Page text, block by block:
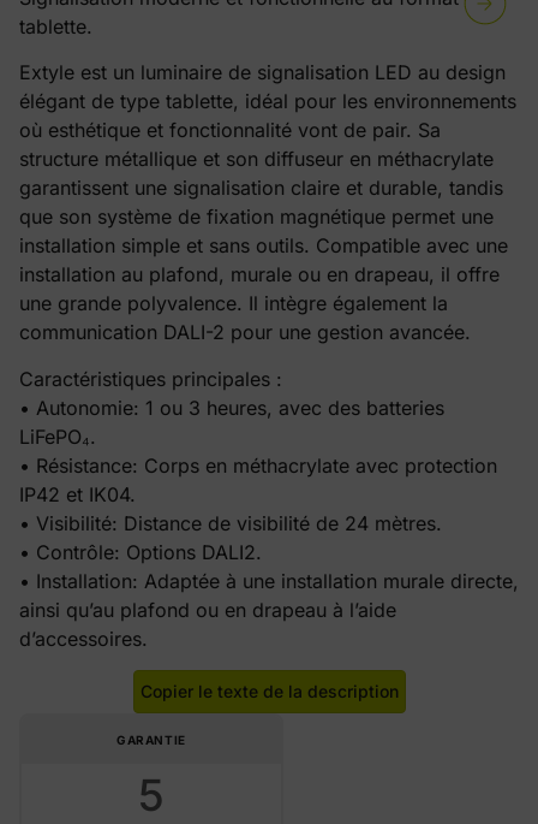
tablette.
Extyle est un luminaire de signalisation LED au design
élégant de type tablette, idéal pour les environnements
où esthétique et fonctionnalité vont de pair. Sa
structure métallique et son diffuseur en méthacrylate
garantissent une signalisation claire et durable, tandis
que son système de fixation magnétique permet une
installation simple et sans outils. Compatible avec une
installation au plafond, murale ou en drapeau, il offre
une grande polyvalence. Il intègre également la
communication DALI-2 pour une gestion avancée.
Caractéristiques principales :
• Autonomie: 1 ou 3 heures, avec des batteries
LiFePO₄.
• Résistance: Corps en méthacrylate avec protection
IP42 et IK04.
• Visibilité: Distance de visibilité de 24 mètres.
• Contrôle: Options DALI2.
• Installation: Adaptée à une installation murale directe,
ainsi qu’au plafond ou en drapeau à l’aide
d’accessoires.
Copier le texte de la description
GARANTIE
5